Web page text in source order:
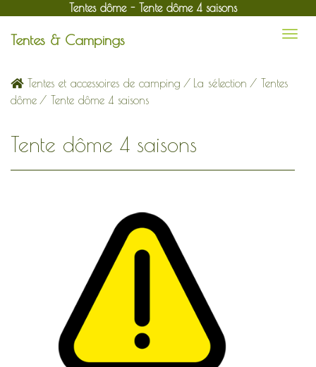
Tentes dôme - Tente dôme 4 saisons
Tentes & Campings
Tentes et accessoires de camping / La sélection / Tentes
dôme / Tente dôme 4 saisons
Tente dôme 4 saisons